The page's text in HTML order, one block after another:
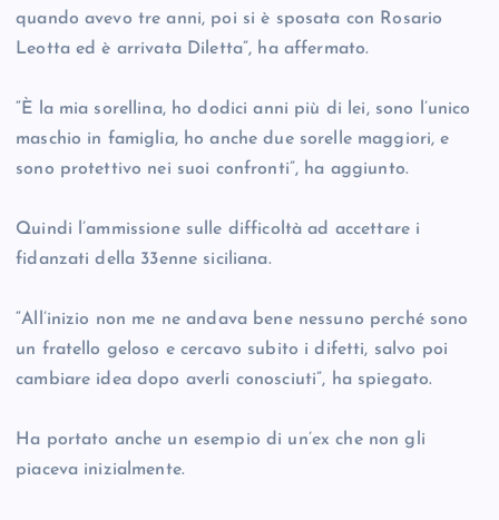
quando avevo tre anni, poi si è sposata con Rosario
Leotta ed è arrivata Diletta”, ha affermato.
“È la mia sorellina, ho dodici anni più di lei, sono l’unico
maschio in famiglia, ho anche due sorelle maggiori, e
sono protettivo nei suoi confronti”, ha aggiunto.
Quindi l’ammissione sulle difficoltà ad accettare i
fidanzati della 33enne siciliana.
“All’inizio non me ne andava bene nessuno perché sono
un fratello geloso e cercavo subito i difetti, salvo poi
cambiare idea dopo averli conosciuti”, ha spiegato.
Ha portato anche un esempio di un’ex che non gli
piaceva inizialmente.